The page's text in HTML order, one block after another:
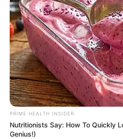
อาจารย์ขุนทอง อสุนี ณ อยุธยา
พ.ศ. 2558 ในต่างประเทศ จะเ
เทคโนโลยี อายุไม่เกิน 14
พ.ศ. 2559 จะเกิดจังหวัดใหม่เ
ประเทศไทย และเป็นยุคที่เด็กวั
อันธพาลป่วนเมือง
พ.ศ. 2560 นักลงทุนต่างชาติ จ
ประเทศไทยเป็นจำนวนมาก ด้ว
และความอุดมสมบูรณ์ของประเท
PRIME HEALTH INSIDER
Nutritionists Say: How To Quickly
Genius!)